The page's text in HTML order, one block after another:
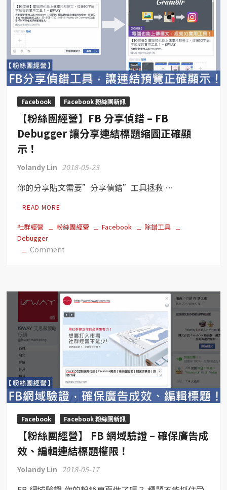
頭
絲
促
進
互
動、
提
升
粉
專
互
Facebook Facebook 粉絲團新訊
【粉絲團經營】FB 分享偵錯 – FB
Debugger 讓分享連結標題縮圖正確顯
示！
Yolandy Lin 2018-05-23
你的分享貼文需要”分享偵錯”工具拯救 …
READ MORE
社群經營 粉絲團經營 Facebook
除錯工具
Debugger
Comment
經
營】
FB
分
享
偵
錯
–
FB
Debugger
讓
分
享
連
結
標
Facebook Facebook 粉絲團新訊
【粉絲團經營】 FB 網域驗證 – 確保廣告成
效、編輯連結標題權限！
Yolandy Lin 2018-05-17